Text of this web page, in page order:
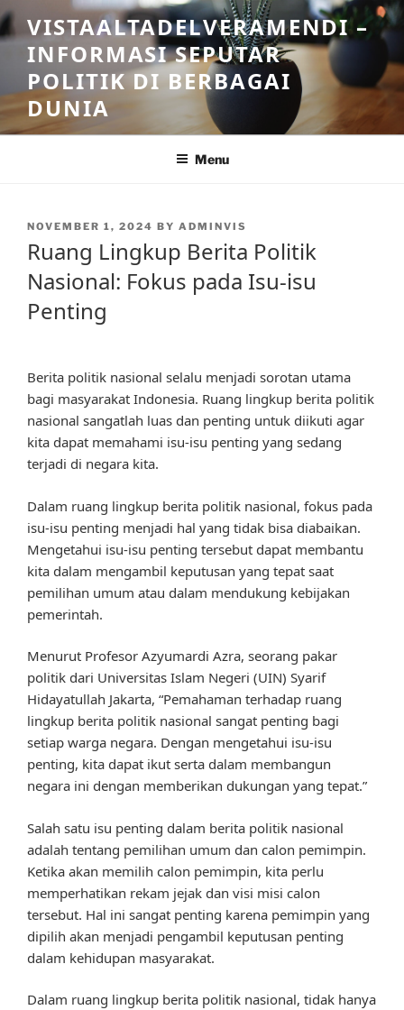
Skip
to
content
VISTAALTADELVERAMENDI –
INFORMASI SEPUTAR
POLITIK DI BERBAGAI
DUNIA
Menu
POSTED
NOVEMBER 1, 2024 BY ADMINVIS
Ruang Lingkup Berita Politik
Nasional: Fokus pada Isu-isu
Penting
Berita politik nasional selalu menjadi sorotan utama
bagi masyarakat Indonesia. Ruang lingkup berita politik
nasional sangatlah luas dan penting untuk diikuti agar
kita dapat memahami isu-isu penting yang sedang
terjadi di negara kita.
Dalam ruang lingkup berita politik nasional, fokus pada
isu-isu penting menjadi hal yang tidak bisa diabaikan.
Mengetahui isu-isu penting tersebut dapat membantu
kita dalam mengambil keputusan yang tepat saat
pemilihan umum atau dalam mendukung kebijakan
pemerintah.
Menurut Profesor Azyumardi Azra, seorang pakar
politik dari Universitas Islam Negeri (UIN) Syarif
Hidayatullah Jakarta, “Pemahaman terhadap ruang
lingkup berita politik nasional sangat penting bagi
setiap warga negara. Dengan mengetahui isu-isu
penting, kita dapat ikut serta dalam membangun
negara ini dengan memberikan dukungan yang tepat.”
Salah satu isu penting dalam berita politik nasional
adalah tentang pemilihan umum dan calon pemimpin.
Ketika akan memilih calon pemimpin, kita perlu
memperhatikan rekam jejak dan visi misi calon
tersebut. Hal ini sangat penting karena pemimpin yang
dipilih akan menjadi pengambil keputusan penting
dalam kehidupan masyarakat.
Dalam ruang lingkup berita politik nasional, tidak hanya